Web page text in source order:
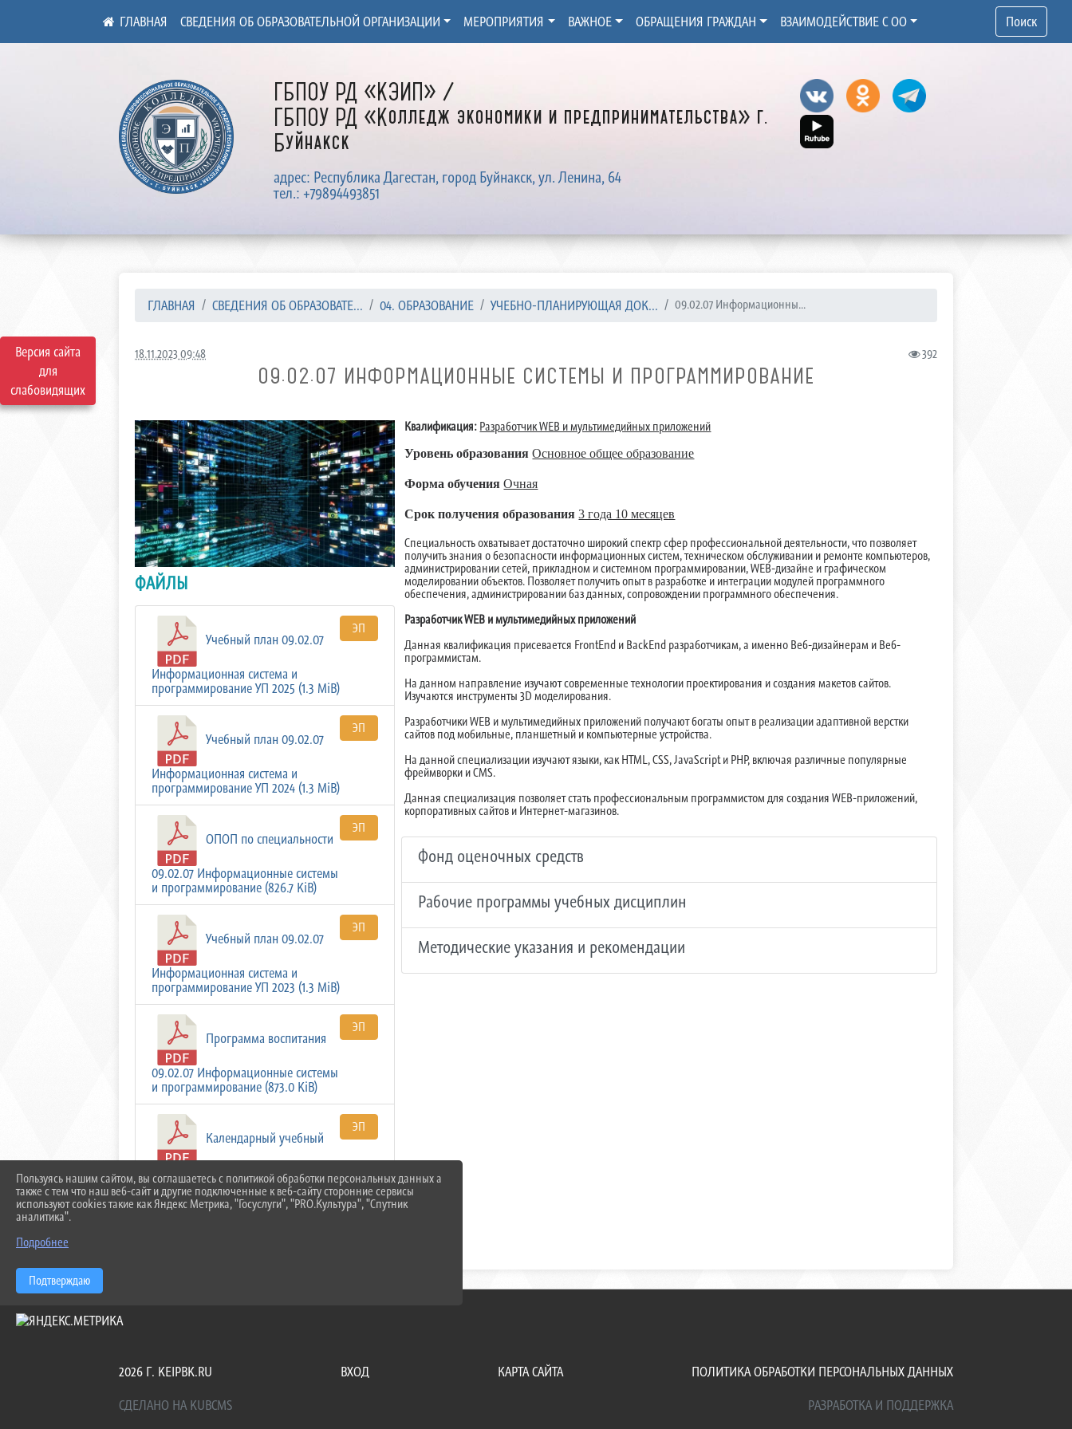
Версия сайта
для
слабовидящих
ГБПОУ РД «КЭИП» /
ГБПОУ РД «Колледж экономики и предпринимательства» г.
Буйнакск
адрес: Республика Дагестан, город Буйнакск, ул. Ленина, 64
тел.: +79894493851
СВЕДЕНИЯ ОБ ОБРАЗОВАТЕЛЬНОЙ ОРГАНИЗАЦИИ МЕРОПРИЯТИЯ ВАЖНОЕ ОБРАЩЕНИЯ ГРАЖДАН ВЗАИМОДЕЙСТВИЕ С ОО Поиск
ГЛАВНАЯ СВЕДЕНИЯ ОБ ОБРАЗОВАТЕ... 04. ОБРАЗОВАНИЕ УЧЕБНО-ПЛАНИРУЮЩАЯ ДОК... 09.02.07 Информационны...
18.11.2023 09:48 392
09.02.07 ИНФОРМАЦИОННЫЕ СИСТЕМЫ И ПРОГРАММИРОВАНИЕ
ФАЙЛЫ
Учебный план 09.02.07
Информационная система и
программирование УП 2025 (1.3 MiB)
ЭП
Учебный план 09.02.07
Информационная система и
программирование УП 2024 (1.3 MiB)
ЭП
ОПОП по специальности
09.02.07 Информационные системы
и программирование (826.7 KiB)
ЭП
Учебный план 09.02.07
Информационная система и
программирование УП 2023 (1.3 MiB)
ЭП
Программа воспитания
09.02.07 Информационные системы
и программирование (873.0 KiB)
ЭП
Календарный учебный
график 09.02.07 Информационные
системы и программирование
(360.8 KiB)
ЭП
Квалификация: Разработчик WEB и мультимедийных приложений
Уровень образованияОсновное общее образование
Форма обученияОчная
Срок получения образования3 года 10 месяцев
Специальность охватывает достаточно широкий спектр сфер профессиональной деятельности, что позволяет
получить знания о безопасности информационных систем, техническом обслуживании и ремонте компьютеров,
администрировании сетей, прикладном и системном программировании, WEB-дизайне и графическом
моделировании объектов. Позволяет получить опыт в разработке и интеграции модулей программного
обеспечения, администрировании баз данных, сопровождении программного обеспечения.
Разработчик WEB и мультимедийных приложений
Данная квалификация присевается FrontEnd и BackEnd разработчикам, а именно Веб-дизайнерам и Веб-
программистам.
На данном направление изучают современные технологии проектирования и создания макетов сайтов.
Изучаются инструменты 3D моделирования.
Разработчики WEB и мультимедийных приложений получают богаты опыт в реализации адаптивной верстки
сайтов под мобильные, планшетный и компьютерные устройства.
На данной специализации изучают языки, как HTML, CSS, JavaScript и PHP, включая различные популярные
фреймворки и CMS.
Данная специализация позволяет стать профессиональным программистом для создания WEB-приложений,
корпоративных сайтов и Интернет-магазинов.
Фонд оценочных средств
Рабочие программы учебных дисциплин
Методические указания и рекомендации
2026 Г. KEIPBK.RU ВХОД КАРТА САЙТА
ПОЛИТИКА ОБРАБОТКИ ПЕРСОНАЛЬНЫХ ДАННЫХ
СДЕЛАНО НА KUBCMS
РАЗРАБОТКА И ПОДДЕРЖКА
Пользуясь нашим сайтом, вы соглашаетесь с политикой обработки персональных данных а
также с тем что наш веб-сайт и другие подключенные к веб-сайту сторонние сервисы
используют cookies такие как Яндекс Метрика, "Госуслуги", "PRO.Культура", "Спутник
аналитика".
Подробнее
Подтверждаю